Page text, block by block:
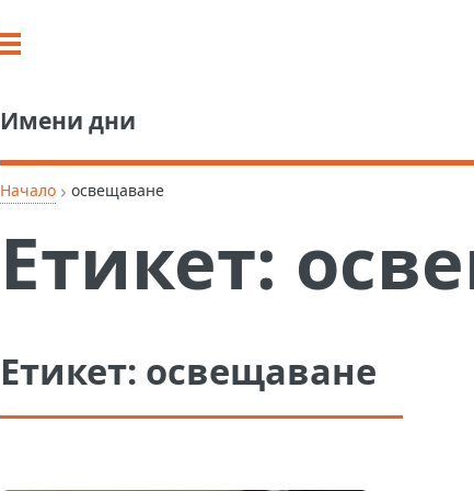
Имени дни
Начало › освещаване
Етикет:
Етикет: освещаване